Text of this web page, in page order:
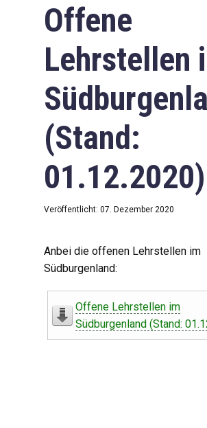
Offene
Lehrstellen
(Stand:
01.12.2020)
Veröffentlicht: 07. Dezember 2020
Anbei die offenen Lehrstellen im
Südburgenland:
Offene Lehrstellen im
Südburgenland (Stand: